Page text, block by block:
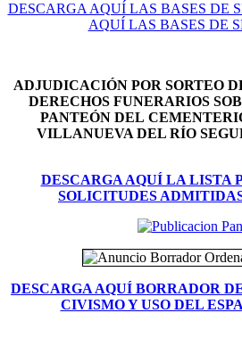
DESCARGA AQUÍ LAS BASES DE
AQUÍ LAS BASES DE
ADJUDICACIÓN POR SORTEO
DERECHOS FUNERARIOS
PANTEÓN DEL
VILLANUEVA DEL RÍO
DESCARGA AQUÍ LA LISTA
SOLICITUDES
DESCARGA AQUÍ BORRADOR
CIVISMO Y USO DEL